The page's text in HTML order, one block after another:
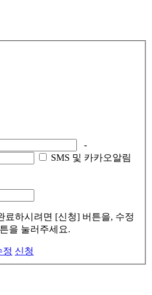
-
SMS 및 카카오알림
료하시려면 [신청] 버튼을, 수정
을 눌러주세요.
정 신청